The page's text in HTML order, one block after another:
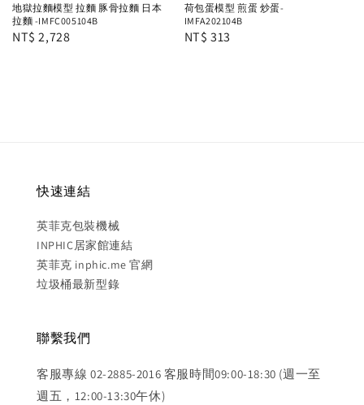
地獄拉麵模型 拉麵 豚骨拉麵 日本
拉麵 -IMFC005104B
Regular
NT$ 2,728
荷包蛋模型 煎蛋 炒蛋-
IMFA202104B
Regular
NT$ 313
快速連結
英菲克包裝機械
INPHIC居家館連結
英菲克 inphic.me 官網
垃圾桶最新型錄
聯繫我們
客服專線 02-2885-2016 客服時間09:00-18:30 (週一至
週五，12:00-13:30午休)